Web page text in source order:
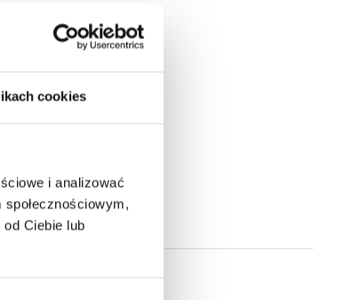
cookies
i analizować
Ciebie lub